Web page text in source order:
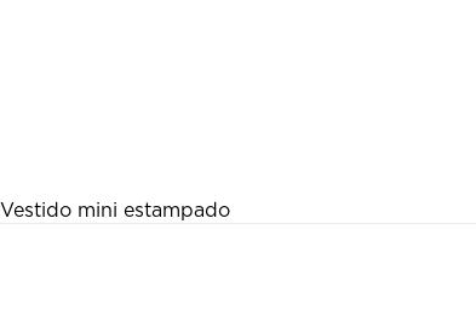
Vestido mini estampado